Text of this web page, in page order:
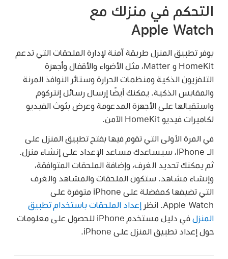
التحكم في منزلك مع
Apple Watch
يوفر تطبيق المنزل طريقة آمنة لإدارة الملحقات التي تدعم
HomeKit و Matter، مثل الأضواء والأقفال وأجهزة
التلفزيون الذكية ومنظمات الحرارة وستائر النوافذ المرنة
والمقابس الذكية. يمكنك أيضًا إرسال رسائل إنتركوم
واستقبالها على الأجهزة المدعومة وعرض بثوث الفيديو
لكاميرات فيديو HomeKit الآمن.
في المرة الأولى التي تقوم فيها بفتح تطبيق المنزل على
الـ iPhone، سيساعدك مساعد الإعداد على إنشاء منزل.
ثم يمكنك تحديد الغرف، وإضافة الملحقات المتوافقة،
وإنشاء مشاهد. ستكون الملحقات والمشاهد والغرف
التي تضيفها كمفضلة على iPhone متوفرة على
Apple Watch. انظر
إعداد الملحقات باستخدام تطبيق
المنزل
في دليل مستخدم iPhone للحصول على معلومات
حول إعداد تطبيق المنزل على iPhone.